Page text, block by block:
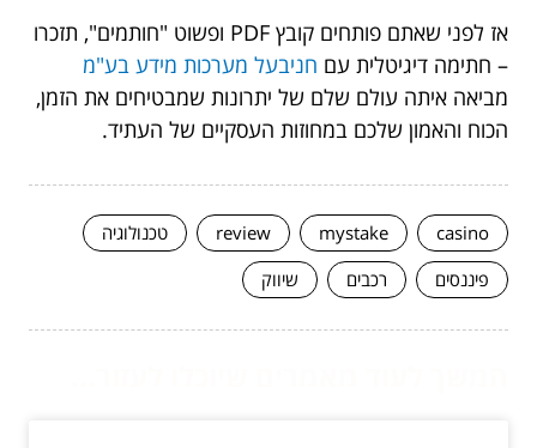
אז לפני שאתם פותחים קובץ PDF ופשוט "חותמים", תזכרו
– חתימה דיגיטלית עם חניבעל מערכות מידע בע"מ
מביאה איתה עולם שלם של יתרונות שמבטיחים את הזמן,
הכוח והאמון שלכם במחוזות העסקיים של העתיד.
casino
mystake
review
טכנולוגיה
פיננסים
רכבים שיווק